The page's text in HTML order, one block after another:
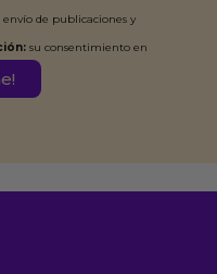
envío de publicaciones y
su consentimiento en
Podrás ejercer tus